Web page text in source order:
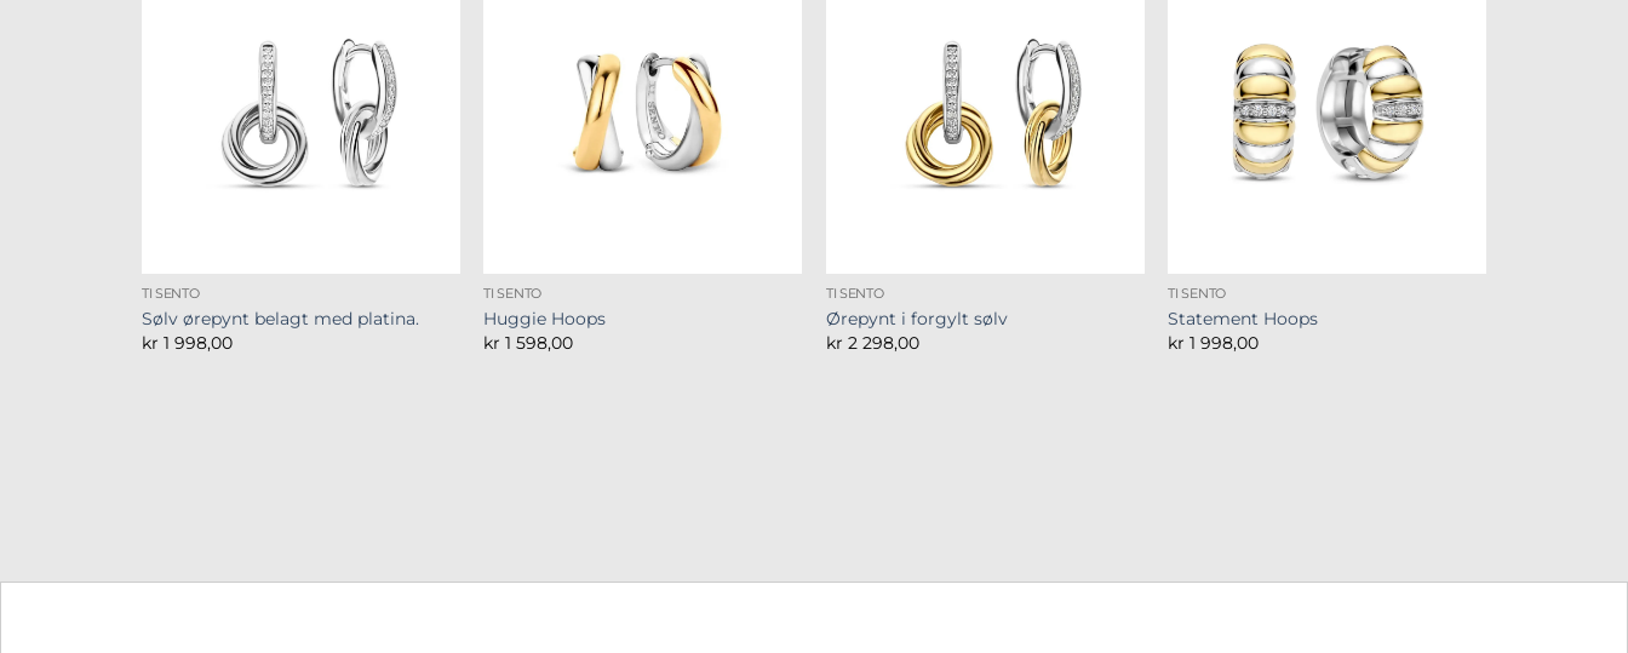
TI SENTO
Sølv ørepynt belagt med platina.
kr 1 998,00
TI SENTO
Huggie Hoops
kr 1 598,00
TI SENTO
Ørepynt i forgylt sølv
kr 2 298,00
TI SENTO
Statement Hoops
kr 1 998,00